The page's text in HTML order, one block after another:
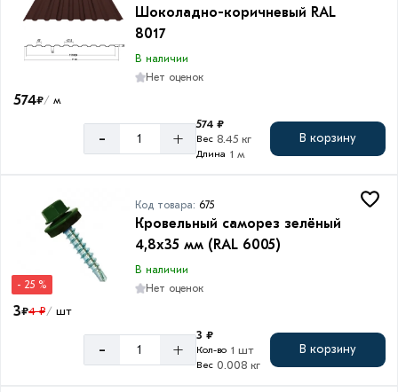
Шоколадно-коричневый RAL
8017
В наличии
Нет оценок
574₽/ м
- +
574 ₽
Вес 8.45 кг
Длина 1 м
В корзину
- 25 %
Код товара: 675
Кровельный саморез зелёный
4,8х35 мм (RAL 6005)
В наличии
Нет оценок
3₽4 ₽/ шт
- +
3 ₽
Кол-во 1 шт
Вес 0.008 кг
В корзину